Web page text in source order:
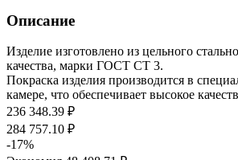
Описание
Изделие изготовлено из цельного
качества, марки ГОСТ СТ 3.
Покраска изделия производится в
камере, что обеспечивает высокое
236 348.39 ₽
284 757.10 ₽
-17%